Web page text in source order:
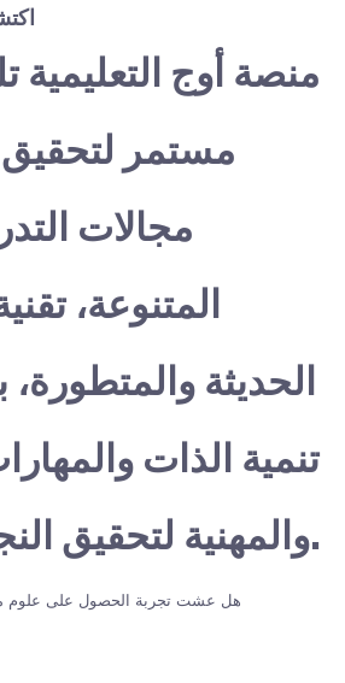
منصة أوج
مستمر
مجالات
المتنوعة،
الحديثة والمتطورة،
تنمية الذات
والمهنية لتحقيق النجاح المنشود.
هل عشت تجربة الحصول على علوم